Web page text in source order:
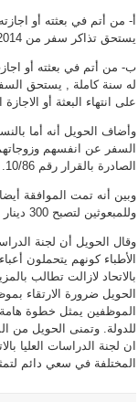
يستحق تذاكر سفر من 1/4/2014.
له سنة كاملة , يستحق
على انتهاء البعثة أو
الصادرة بالقرار رقم 10/86.
وللمبعوثين لتصبح 300 دينار سنويا بدلا من 150 دينار على ان تسري من 1/4/2014 رجعيا.
وقال الحويل أن لجنة
الأطباء كونهم يتحملون
بالاتحاد لازالت تطالب
الحويل ضرورة الارتقاء
الموظفين يمثل خطوة
للدولة. وتمنى الحويل من
ان لجنة الدراسات العليا
المختلفة في سعي دائم